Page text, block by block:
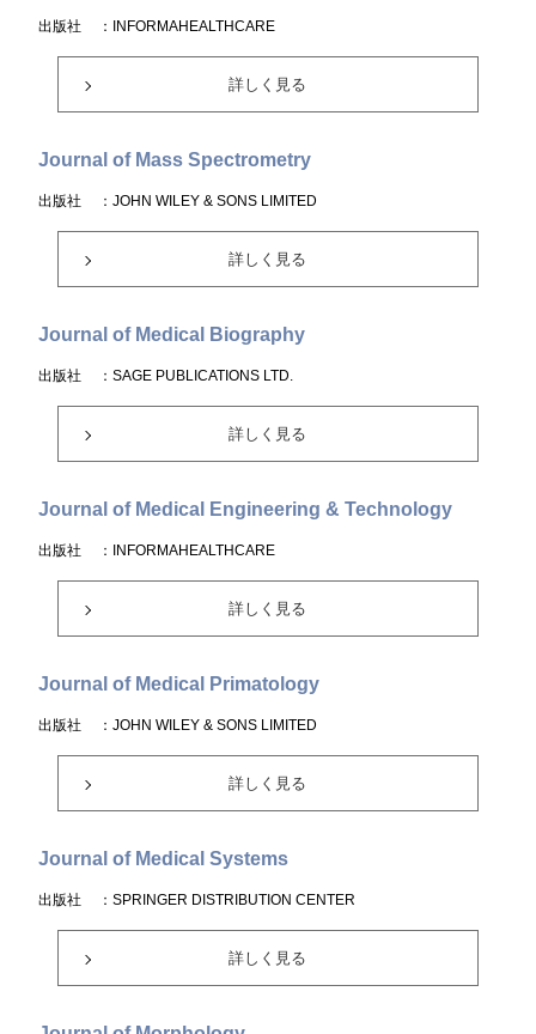
出版社 ：INFORMAHEALTHCARE
詳しく見る
Journal of Mass Spectrometry
出版社 ：JOHN WILEY & SONS LIMITED
詳しく見る
Journal of Medical Biography
出版社 ：SAGE PUBLICATIONS LTD.
詳しく見る
Journal of Medical Engineering & Technology
出版社 ：INFORMAHEALTHCARE
詳しく見る
Journal of Medical Primatology
出版社 ：JOHN WILEY & SONS LIMITED
詳しく見る
Journal of Medical Systems
出版社 ：SPRINGER DISTRIBUTION CENTER
詳しく見る